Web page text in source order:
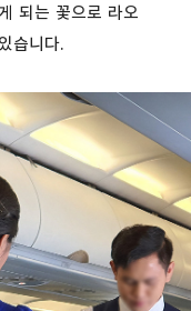
되는 꽃으로 라오
습니다.